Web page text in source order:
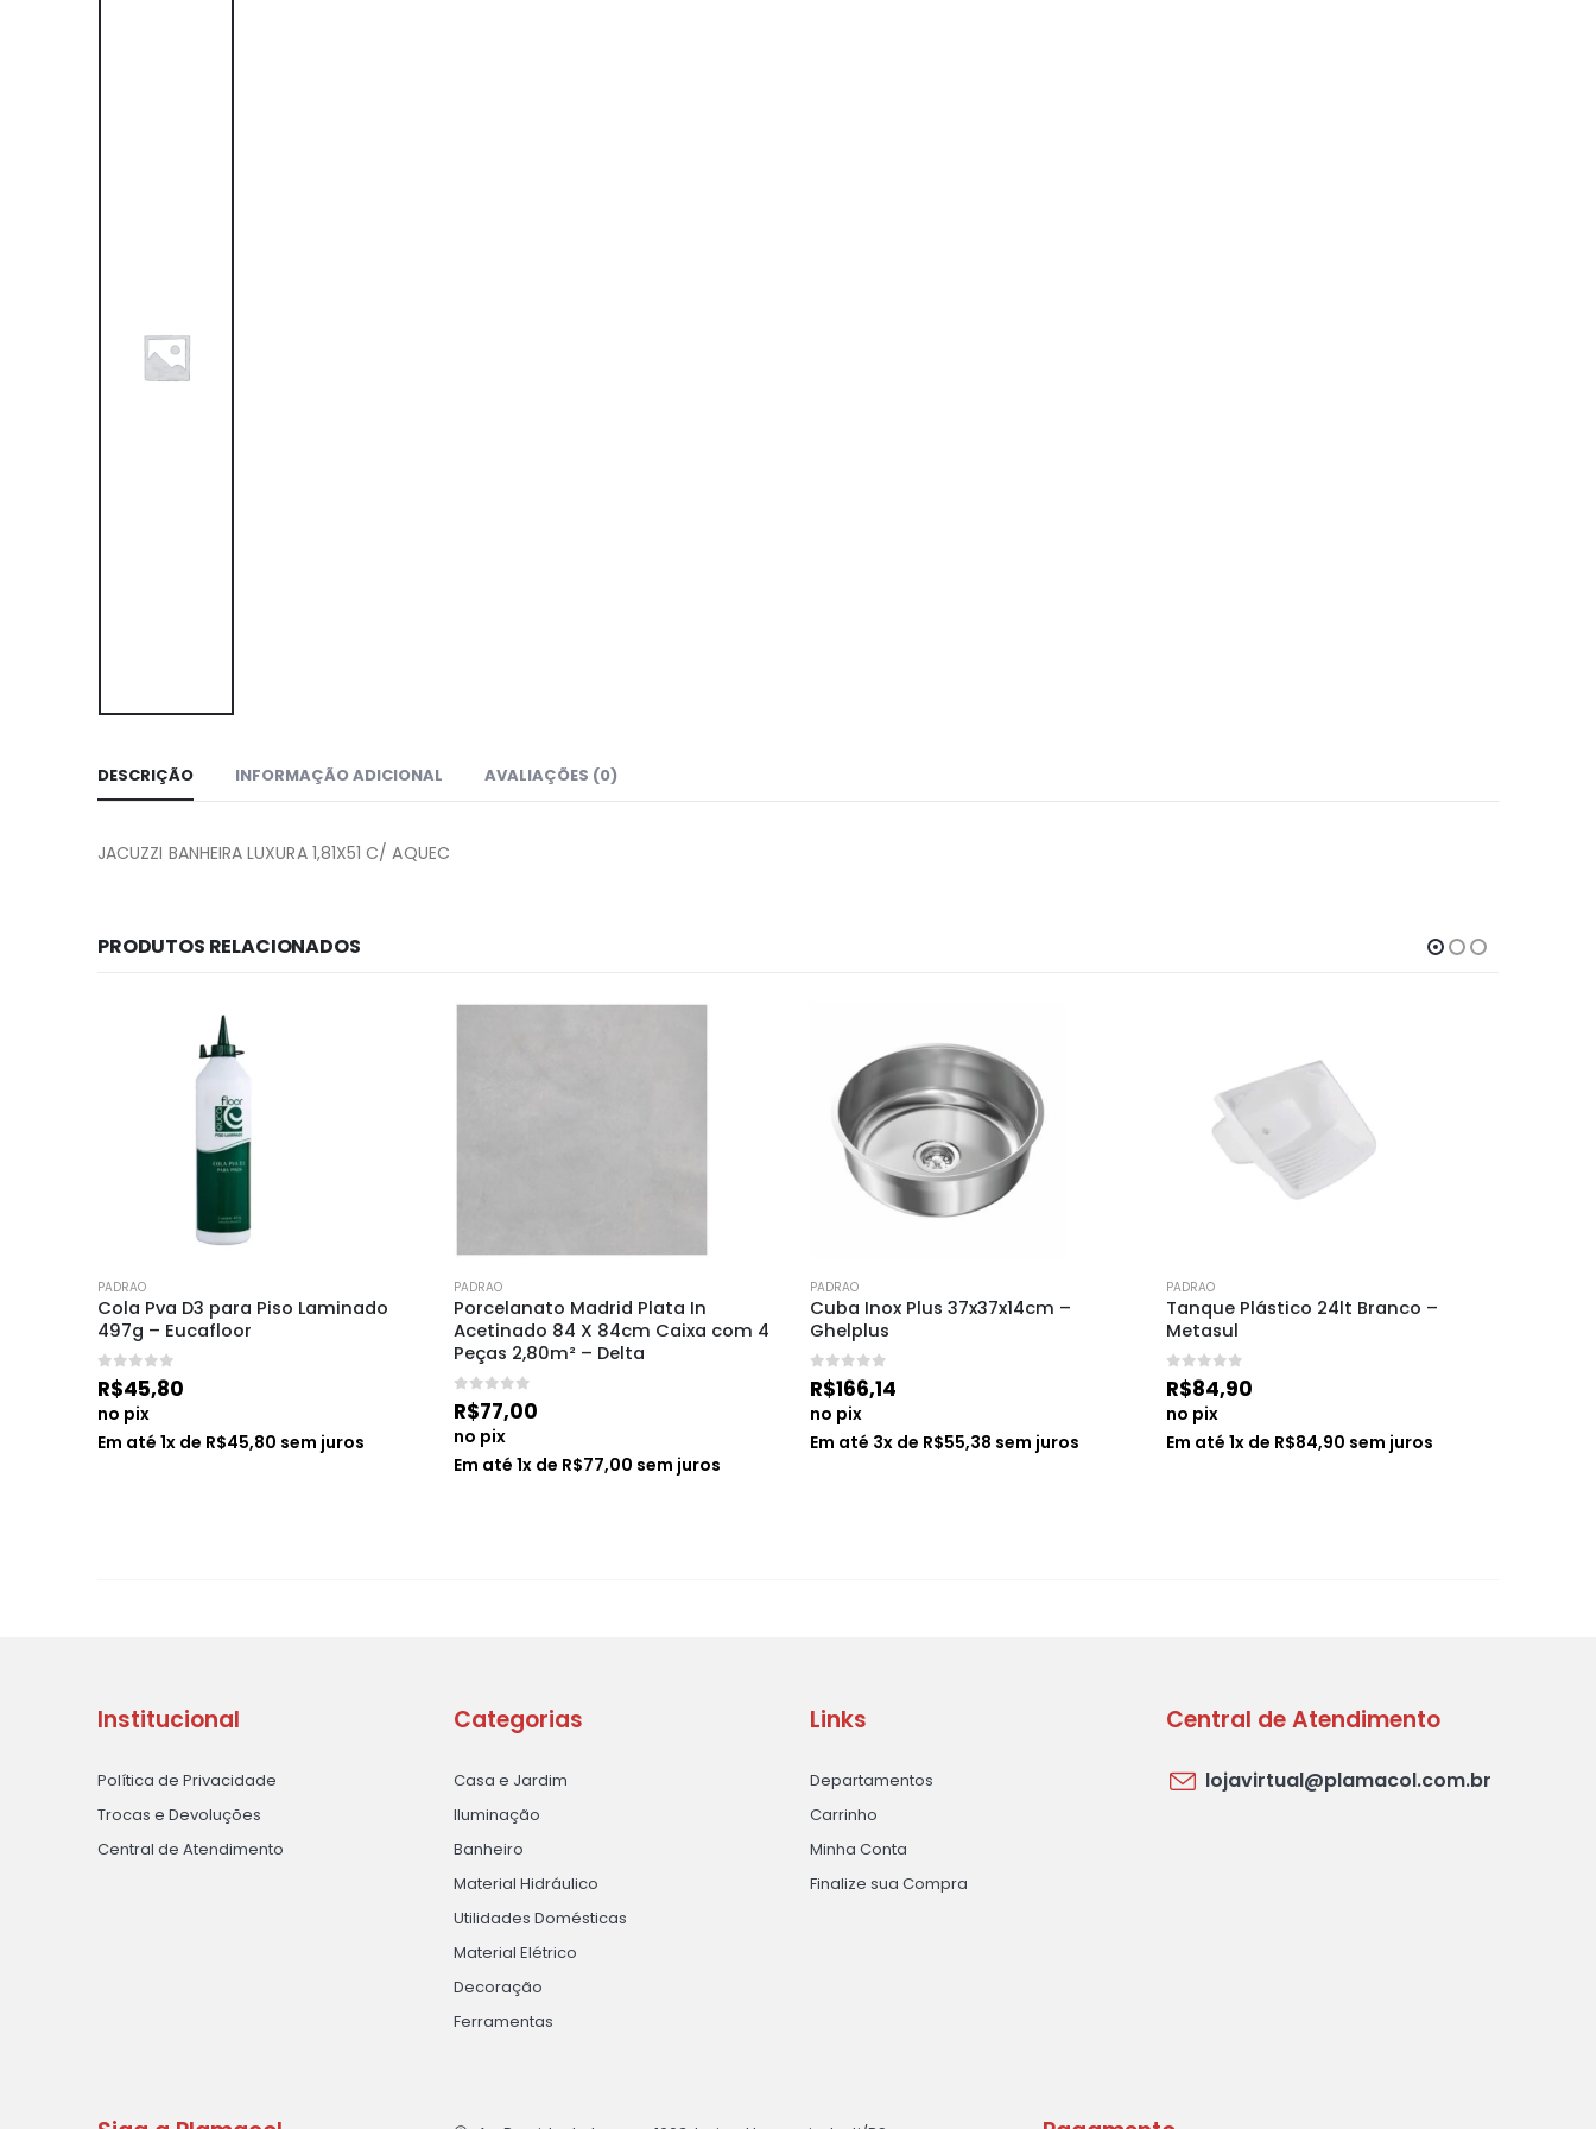
DESCRIÇÃO INFORMAÇÃO ADICIONAL AVALIAÇÕES (0)
JACUZZI BANHEIRA LUXURA 1,81X51 C/ AQUEC
PRODUTOS RELACIONADOS
PADRAO
Cola Pva D3 para Piso Laminado
497g – Eucafloor
de 5
R$45,80
no pix
Em até 1x de R$45,80 sem juros
PADRAO
Porcelanato Madrid Plata In
Acetinado 84 X 84cm Caixa com 4
Peças 2,80m² – Delta
de 5
R$77,00
no pix
Em até 1x de R$77,00 sem juros
PADRAO
Cuba Inox Plus 37x37x14cm –
Ghelplus
de 5
R$166,14
no pix
Em até 3x de R$55,38 sem juros
PADRAO
Tanque Plástico 24lt Branco –
Metasul
de 5
R$84,90
no pix
Em até 1x de R$84,90 sem juros
Institucional
Política de Privacidade
Trocas e Devoluções
Central de Atendimento
Categorias
Casa e Jardim
Iluminação
Banheiro
Material Hidráulico
Utilidades Domésticas
Material Elétrico
Decoração
Ferramentas
Links
Departamentos
Carrinho
Minha Conta
Finalize sua Compra
Central de Atendimento
lojavirtual@plamacol.com.br